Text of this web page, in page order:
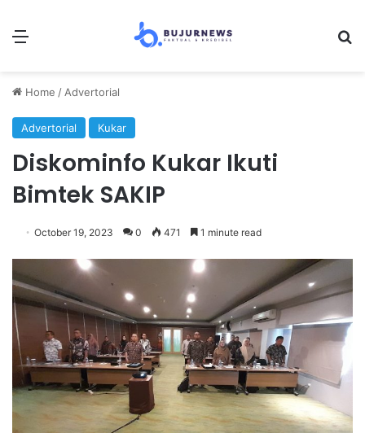
Menu
Home / Advertorial
Advertorial Kukar
Diskominfo Kukar Ikuti
Bimtek SAKIP
October 19, 2023 0 471 1 minute read